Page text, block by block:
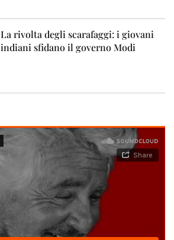
La rivolta degli scarafaggi: i giovani
indiani sfidano il governo Modi